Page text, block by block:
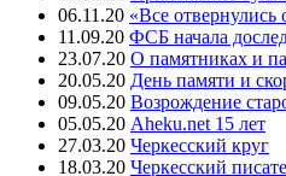
06.11.20 «Все отвернулись
11.09.20 ФСБ начала
23.07.20 О памятниках и
20.05.20 День памяти и
09.05.20 Возрождение
05.05.20 Aheku.net 15 лет
27.03.20 Черкесский круг
18.03.20 Черкесский